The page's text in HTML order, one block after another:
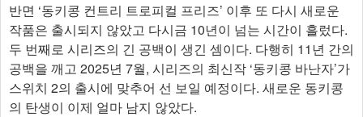
반면 ‘동키콩 컨트리 트로피컬 프리즈’ 이후 또 다시 새로운
작품은 출시되지 않았고 다시금 10년이 넘는 시간이 흘렀다.
두 번째로 시리즈의 긴 공백이 생긴 셈이다. 다행히 11년 간의
공백을 깨고 2025년 7월, 시리즈의 최신작 ‘동키콩 바난자’가
스위치 2의 출시에 맞추어 선 보일 예정이다. 새로운 동키콩
의 탄생이 이제 얼마 남지 않았다.